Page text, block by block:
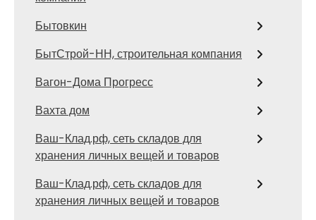
Бытовкин
БытСтрой-НН, строительная компания
Вагон-Дома Прогресс
Вахта дом
Ваш-Клад.рф, сеть складов для
хранения личных вещей и товаров
Ваш-Клад.рф, сеть складов для
хранения личных вещей и товаров